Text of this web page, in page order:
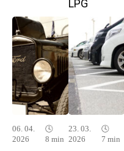
LPG
06. 04.
2026
🕓
8 min
23. 03.
2026
🕓
7 min